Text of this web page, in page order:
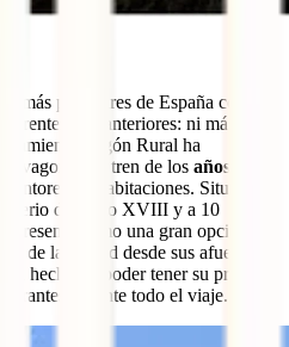
más peculiares de España con un
a los anteriores: ni más ni
Vagón Rural ha
vagones de tren de los años 50
habitaciones. Situado a
del siglo XVIII y a 10
presenta como una gran opción
de la ciudad desde sus afueras
el hecho de poder tener su propia
durante todo el viaje.